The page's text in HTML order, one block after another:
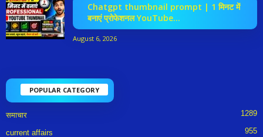
Chatgpt thumbnail prompt | 1 मिनट में
बनाएं प्रोफेशनल YouTube...
August 6, 2026
POPULAR CATEGORY
समाचार 1289
current affairs 955